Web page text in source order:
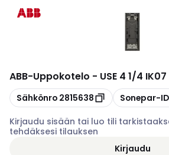
ABB-Uppokotelo - USE 4 1/4 IK07
Kopioi
Sähkönro 2815638 Kopioi
Sonepar-ID
Kirjaudu sisään tai luo tili
tehdäksesi tilauksen
Kirjaudu